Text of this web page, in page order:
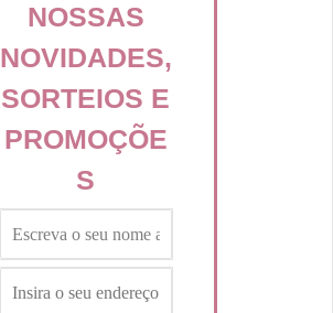
NOSSAS
NOVIDADES,
SORTEIOS E
PROMOÇÕE
S